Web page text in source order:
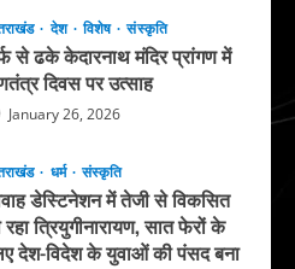
देश विशेष संस्कृति
से ढके केदारनाथ मंदिर प्रांगण में
दिवस पर उत्साह
January 26, 2026
धर्म संस्कृति
डेस्टिनेशन में तेजी से विकसित
रहा त्रियुगीनारायण, सात फेरों के
देश-विदेश के युवाओं की पंसद बना